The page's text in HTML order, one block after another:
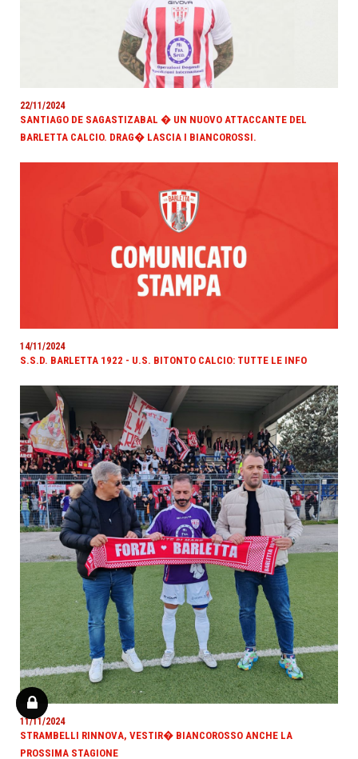
22/11/2024
SANTIAGO DE SAGASTIZABAL � UN NUOVO ATTACCANTE DEL
BARLETTA CALCIO. DRAG� LASCIA I BIANCOROSSI.
14/11/2024
S.S.D. BARLETTA 1922 - U.S. BITONTO CALCIO: TUTTE LE INFO
11/11/2024
STRAMBELLI RINNOVA, VESTIR� BIANCOROSSO ANCHE LA
PROSSIMA STAGIONE